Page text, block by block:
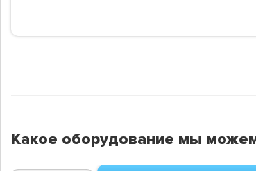
Какое оборудование мы